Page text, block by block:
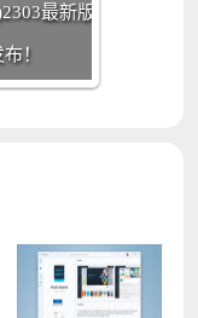
最新版
！